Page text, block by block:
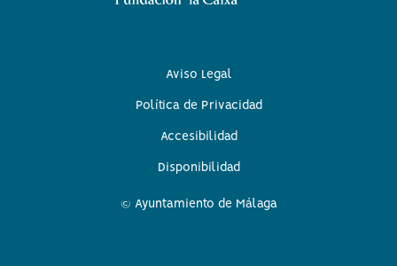
Aviso Legal
Política de Privacidad
Accesibilidad
Disponibilidad
© Ayuntamiento de Málaga